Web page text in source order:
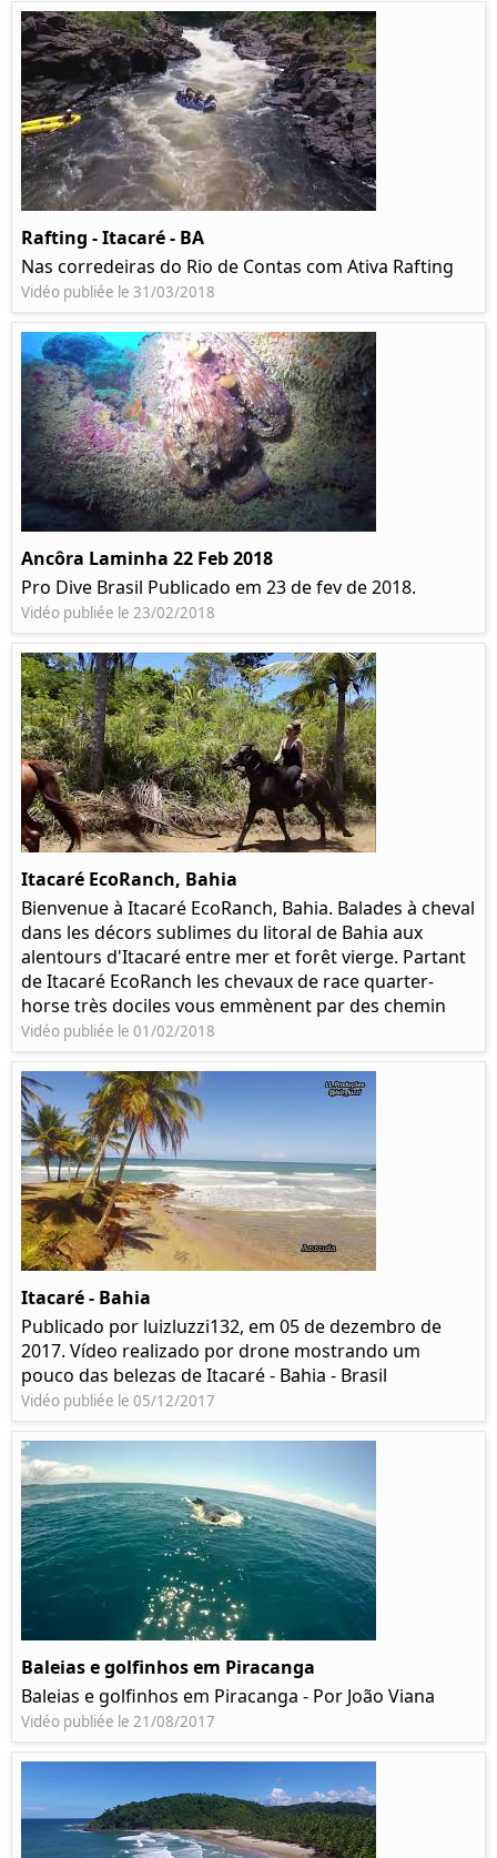
Rafting - Itacaré - BA
Nas corredeiras do Rio de Contas com Ativa Rafting
Vidéo publiée le 31/03/2018
Ancôra Laminha 22 Feb 2018
Pro Dive Brasil Publicado em 23 de fev de 2018.
Vidéo publiée le 23/02/2018
Itacaré EcoRanch, Bahia
Bienvenue à Itacaré EcoRanch, Bahia. Balades à cheval
dans les décors sublimes du litoral de Bahia aux
alentours d'Itacaré entre mer et forêt vierge. Partant
de Itacaré EcoRanch les chevaux de race quarter-
horse très dociles vous emmènent par des chemin
Vidéo publiée le 01/02/2018
Itacaré - Bahia
Publicado por luizluzzi132, em 05 de dezembro de
2017. Vídeo realizado por drone mostrando um
pouco das belezas de Itacaré - Bahia - Brasil
Vidéo publiée le 05/12/2017
Baleias e golfinhos em Piracanga
Baleias e golfinhos em Piracanga - Por João Viana
Vidéo publiée le 21/08/2017